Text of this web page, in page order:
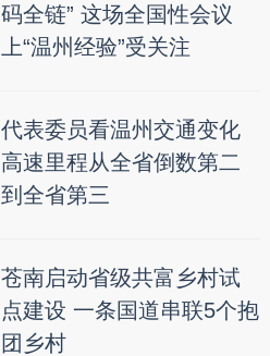
码全链” 这场全国性会议
上“温州经验”受关注
代表委员看温州交通变化
高速里程从全省倒数第二
到全省第三
苍南启动省级共富乡村试
点建设 一条国道串联5个抱
团乡村